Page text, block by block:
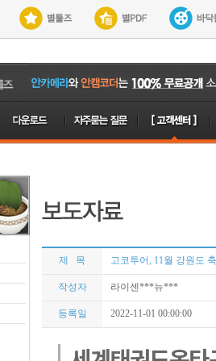
제 목 고코투어, 11월 강원도
작성자 라이센***뉴***
등록일 2022-11-01 00:00:00